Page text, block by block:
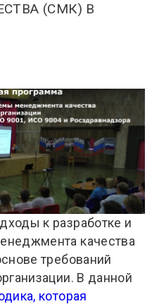
(СМК) В
к разработке и
качества
требований
В данной
которая